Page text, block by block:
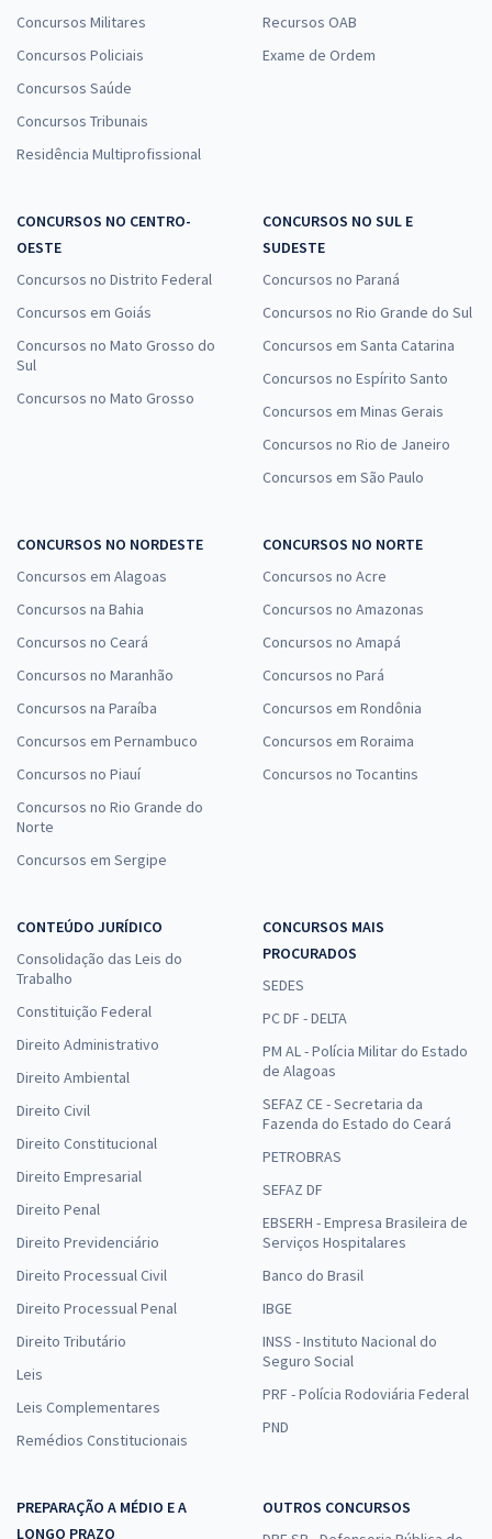
Concursos Militares
Concursos Policiais
Concursos Saúde
Concursos Tribunais
Residência Multiprofissional
Recursos OAB
Exame de Ordem
CONCURSOS NO CENTRO-
OESTE
Concursos no Distrito Federal
Concursos em Goiás
Concursos no Mato Grosso do
Sul
Concursos no Mato Grosso
CONCURSOS NO SUL E
SUDESTE
Concursos no Paraná
Concursos no Rio Grande do Sul
Concursos em Santa Catarina
Concursos no Espírito Santo
Concursos em Minas Gerais
Concursos no Rio de Janeiro
Concursos em São Paulo
CONCURSOS NO NORDESTE
Concursos em Alagoas
Concursos na Bahia
Concursos no Ceará
Concursos no Maranhão
Concursos na Paraíba
Concursos em Pernambuco
Concursos no Piauí
Concursos no Rio Grande do
Norte
Concursos em Sergipe
CONCURSOS NO NORTE
Concursos no Acre
Concursos no Amazonas
Concursos no Amapá
Concursos no Pará
Concursos em Rondônia
Concursos em Roraima
Concursos no Tocantins
CONTEÚDO JURÍDICO
Consolidação das Leis do
Trabalho
Constituição Federal
Direito Administrativo
Direito Ambiental
Direito Civil
Direito Constitucional
Direito Empresarial
Direito Penal
Direito Previdenciário
Direito Processual Civil
Direito Processual Penal
Direito Tributário
Leis
Leis Complementares
Remédios Constitucionais
CONCURSOS MAIS
PROCURADOS
SEDES
PC DF - DELTA
PM AL - Polícia Militar do Estado
de Alagoas
SEFAZ CE - Secretaria da
Fazenda do Estado do Ceará
PETROBRAS
SEFAZ DF
EBSERH - Empresa Brasileira de
Serviços Hospitalares
Banco do Brasil
IBGE
INSS - Instituto Nacional do
Seguro Social
PRF - Polícia Rodoviária Federal
PND
PREPARAÇÃO A MÉDIO E A
LONGO PRAZO
OUTROS CONCURSOS